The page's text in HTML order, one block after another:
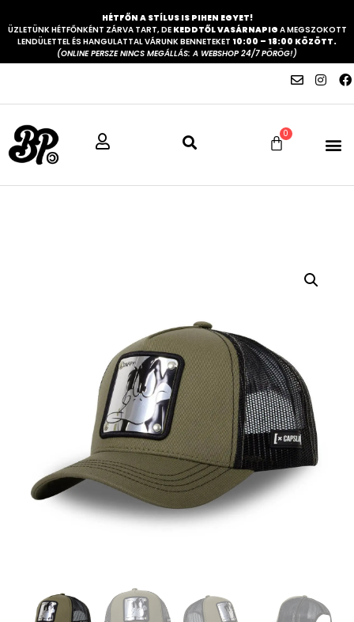
HÉTFŐN A STÍLUS IS PIHEN EGYET!
ÜZLETÜNK HÉTFŐNKÉNT ZÁRVA TART, DE KEDDTŐL VASÁRNAPIG A MEGSZOKOTT
LENDÜLETTEL ÉS HANGULATTAL VÁRUNK BENNETEKET 10:00 – 18:00 KÖZÖTT.
(ONLINE PERSZE NINCS MEGÁLLÁS: A WEBSHOP 24/7 PÖRÖG!)
0